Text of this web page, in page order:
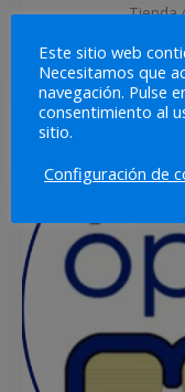
Tienda
Este sitio web
Necesitamos que
navegación. Pulse
consentimiento al
sitio.
Configuración de